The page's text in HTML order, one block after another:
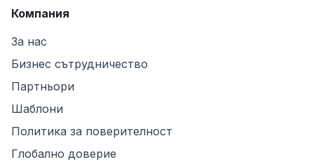
Компания
За нас
Бизнес сътрудничество
Партньори
Шаблони
Политика за поверителност
Глобално доверие